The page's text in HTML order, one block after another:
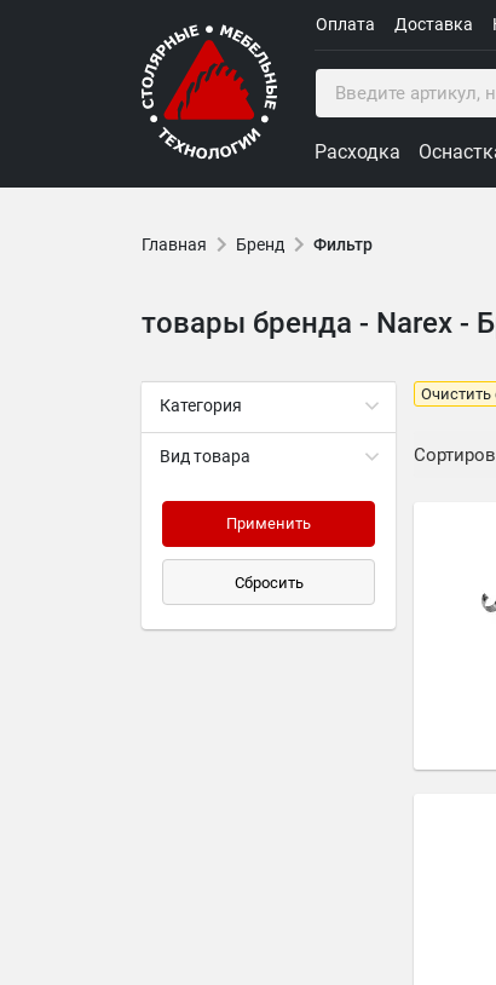
Оплата Доставка
Расходка
Главная Бренд Фильтр
товары бренда - Narex -
Категория
Вид товара
Применить
Сбросить
Очистить